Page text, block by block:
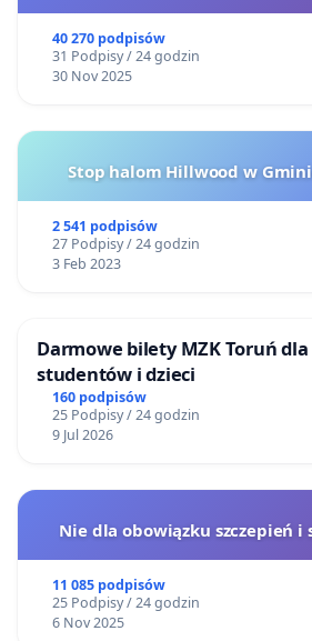
40 270 podpisów
31 Podpisy / 24 godzin
30 Nov 2025
Stop halom Hillwood w
2 541 podpisów
27 Podpisy / 24 godzin
3 Feb 2023
Darmowe bilety MZK Toruń
studentów i dzieci
160 podpisów
25 Podpisy / 24 godzin
9 Jul 2026
Nie dla obowiązku szczepień i
11 085 podpisów
25 Podpisy / 24 godzin
6 Nov 2025